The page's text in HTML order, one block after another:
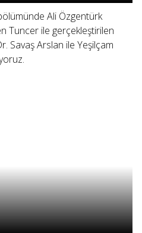
Ali Özgentürk
Tuncer ile gerçekleştirilen
Savaş Arslan ile Yeşilçam